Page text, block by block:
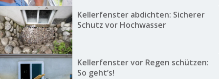
Kellerfenster abdichten: Sicherer
Schutz vor Hochwasser
Kellerfenster vor Regen schützen:
So geht’s!